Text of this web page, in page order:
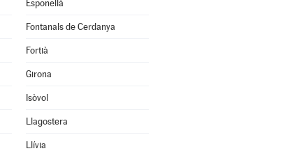
Esponellà
Fontanals de Cerdanya
Fortià
Girona
Isòvol
Llagostera
Llívia